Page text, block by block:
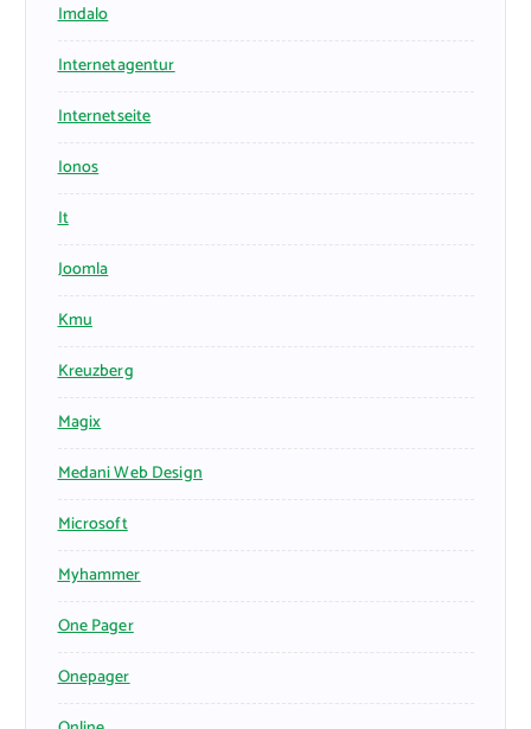
Imdalo
Internetagentur
Internetseite
Ionos
It
Joomla
Kmu
Kreuzberg
Magix
Medani Web Design
Microsoft
Myhammer
One Pager
Onepager